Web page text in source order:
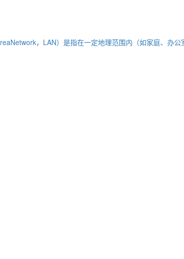
，LAN）是指在一定地理范围内（如家庭、办